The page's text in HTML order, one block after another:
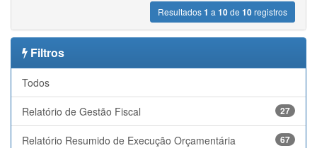
Resultados1 a 10de 10registros
Filtros
Todos
27
Relatório de Gestão Fiscal
67
Relatório Resumido de Execução Orçamentária